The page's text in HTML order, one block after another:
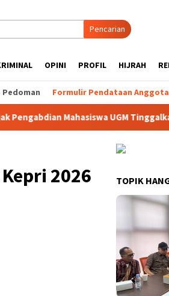
Pencarian
OPINI PROFIL HIJRAH
Pedoman Formulir Pendataan Anggota
UGM Tinggalkan Harapan
2026 TOPIK